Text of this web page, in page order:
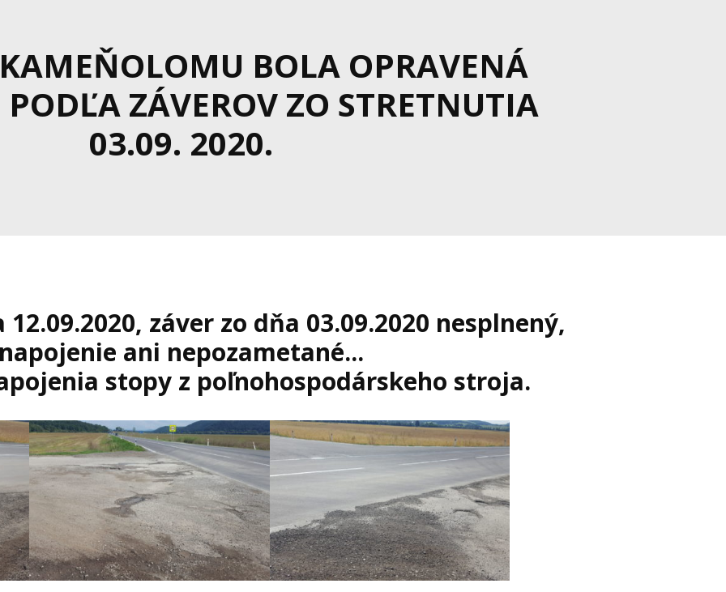
BOLA OPRAVENÁ
ZÁVEROV ZO STRETNUTIA
03.09. 2020.
záver zo dňa 03.09.2020 nesplnený,
ani nepozametané...
stopy z poľnohospodárskeho stroja.